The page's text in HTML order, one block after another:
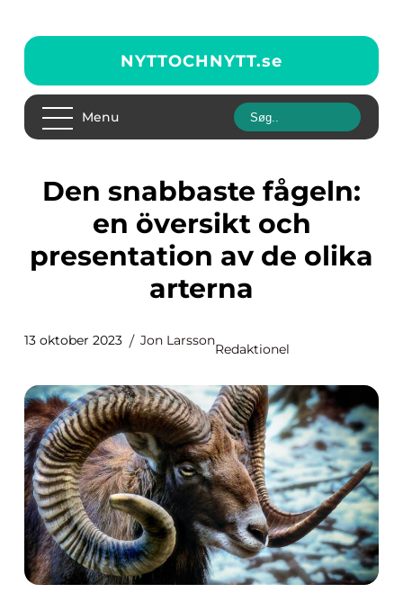
NYTTOCHNYTT.se
Menu
Den snabbaste fågeln:
en översikt och
presentation av de olika
arterna
13 oktober 2023 Jon Larsson
Redaktionel